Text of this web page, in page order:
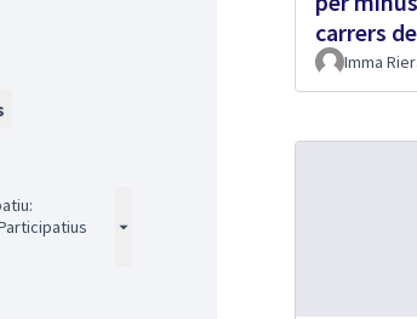
carrers
Imma